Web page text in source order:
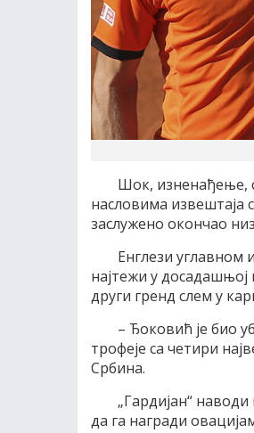
Шок, изненађење,
насловима извештаја
заслужено окончао
Енглези углавном
најтежи у досадашњој
други гренд слем у
– Ђоковић је био
трофеје са четири
Србина.
„Гардијан“
да га награди